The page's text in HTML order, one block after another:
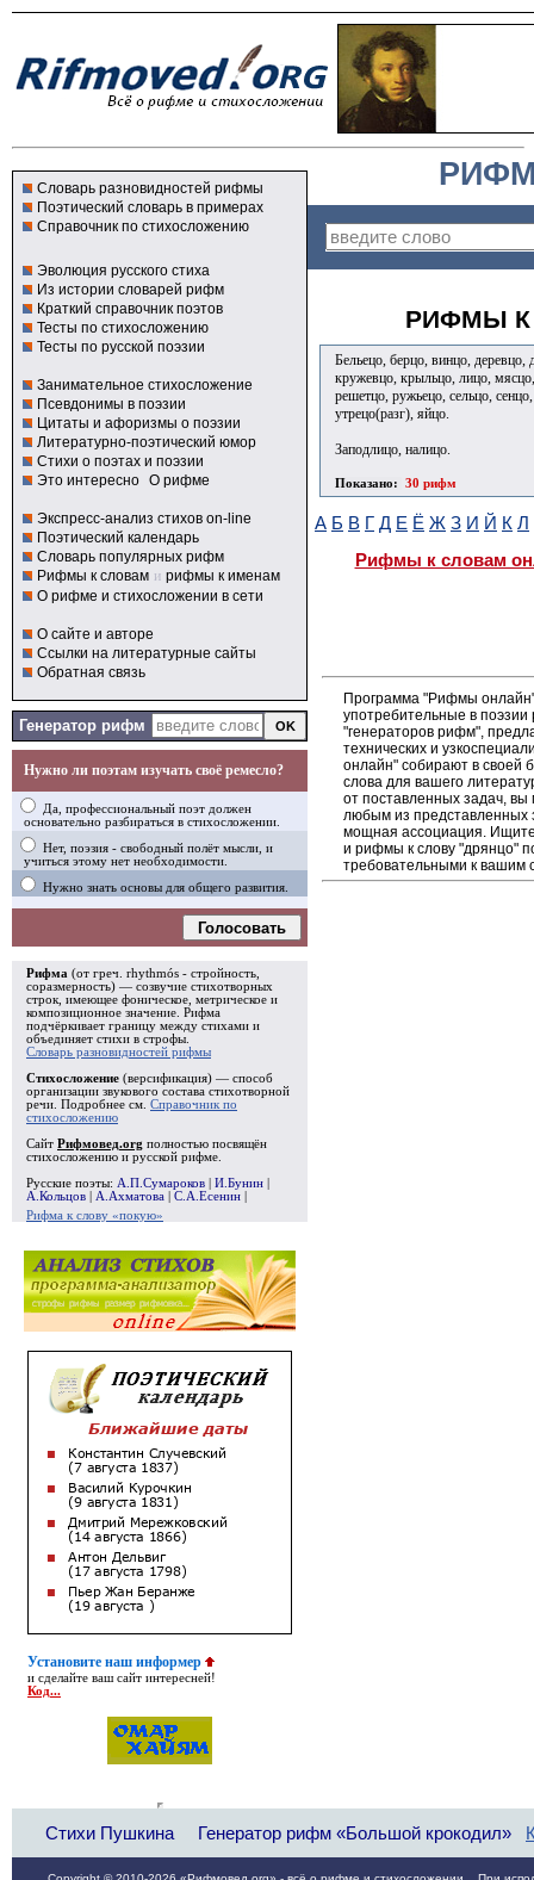
Словарь разновидностей рифмы
Поэтический словарь в примерах
Справочник по стихосложению
Эволюция русского стиха
Из истории словарей рифм
Краткий справочник поэтов
Тесты по стихосложению
Тесты по русской поэзии
Занимательное стихосложение
Псевдонимы в поэзии
Цитаты и афоризмы о поэзии
Литературно-поэтический юмор
Стихи о поэтах и поэзии
Это интересно О рифме
Экспресс-анализ стихов on-line
Поэтический календарь
Словарь популярных рифм
Рифмы к словам и рифмы к именам
О рифме и стихосложении в сети
О сайте и авторе
Ссылки на литературные сайты
Обратная связь
Генератор рифм
Нужно ли поэтам изучать своё ремесло?
Да, профессиональный поэт должен
основательно разбираться в стихосложении.
Нет, поэзия - свободный полёт мысли, и
учиться этому нет необходимости.
Нужно знать основы для общего развития.
Голосовать
Рифма (от греч. rhythmós - стройность,
соразмерность) — созвучие стихотворных
строк, имеющее фоническое, метрическое и
композиционное значение. Рифма
подчёркивает границу между стихами и
объединяет стихи в строфы
Словарь разновидностей рифмы
Стихосложение (версификация) — способ
организации звукового состава стихотворной
речи. Подробнее см. Справочник по
стихосложению
Сайт Рифмовед.org полностью посвящён
стихосложению и русской рифме.
Русские поэты: А.П.Сумароков И.Бунин
А.Кольцов
А.Ахматова С.А.Есенин
Рифма к слову «покую»
Установите наш информер
и сделайте ваш сайт интересней!
Код...
РИФМЫ К
Бельецо, берцо, винцо, деревцо,
кружевцо, крыльцо, лицо,
решетцо, ружьецо, сельцо,
утрецо(разг), яйцо.
Заподлицо, налицо.
Показано: 30 рифм
А Б В Г Д Е Ё Ж З И Й К Л
Рифмы к словам
Программа "Рифмы
употребительные в
"генераторов рифм",
технических и
онлайн" собирают в своей
слова для вашего
от поставленных задач,
любым из
мощная ассоциация. Ищите
и рифмы к слову "дрянцо"
требовательными к вашим
Стихи Пушкина Генератор рифм «Большой крокодил»